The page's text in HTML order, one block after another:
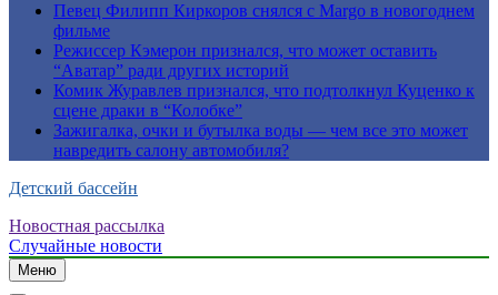
Певец Филипп Киркоров снялся с Margo в новогоднем
фильме
Режиссер Кэмерон признался, что может оставить
“Аватар” ради других историй
Комик Журавлев признался, что подтолкнул Куценко к
сцене драки в “Колобке”
Зажигалка, очки и бутылка воды — чем все это может
навредить салону автомобиля?
Детский бассейн
Новостная рассылка
Случайные новости
Меню